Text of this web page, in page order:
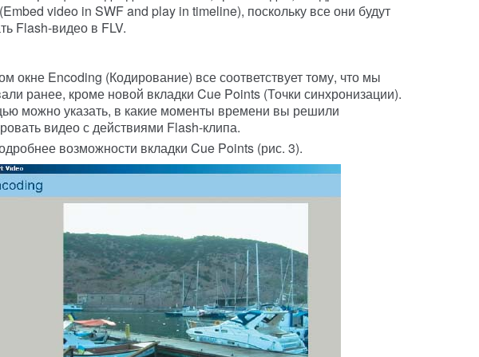
video in SWF and play in timeline), поскольку все они будут
Flash-видео в FLV.
окне Encoding (Кодирование) все соответствует тому, что мы
ранее, кроме новой вкладки Cue Points (Точки синхронизации).
можно указать, в какие моменты времени вы решили
видео с действиями Flash-клипа.
возможности вкладки Cue Points (рис. 3).